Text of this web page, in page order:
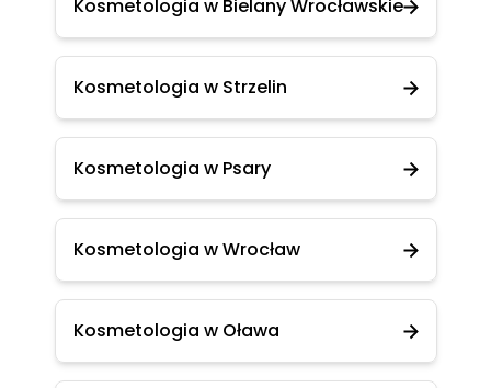
Kosmetologia w Bielany Wrocławskie
Kosmetologia w Strzelin
Kosmetologia w Psary
Kosmetologia w Wrocław
Kosmetologia w Oława